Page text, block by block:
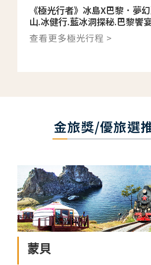
《極光行者》冰島X巴黎．夢
山.冰健行.藍冰洞探秘.巴黎饗
查看更多極光行程 >
金旅獎/優旅選
蒙貝